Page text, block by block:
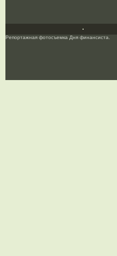
Репортажная фотосъемка Дня финансиста.